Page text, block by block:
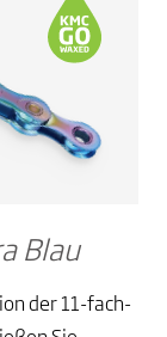
Blau
der 11-fach-